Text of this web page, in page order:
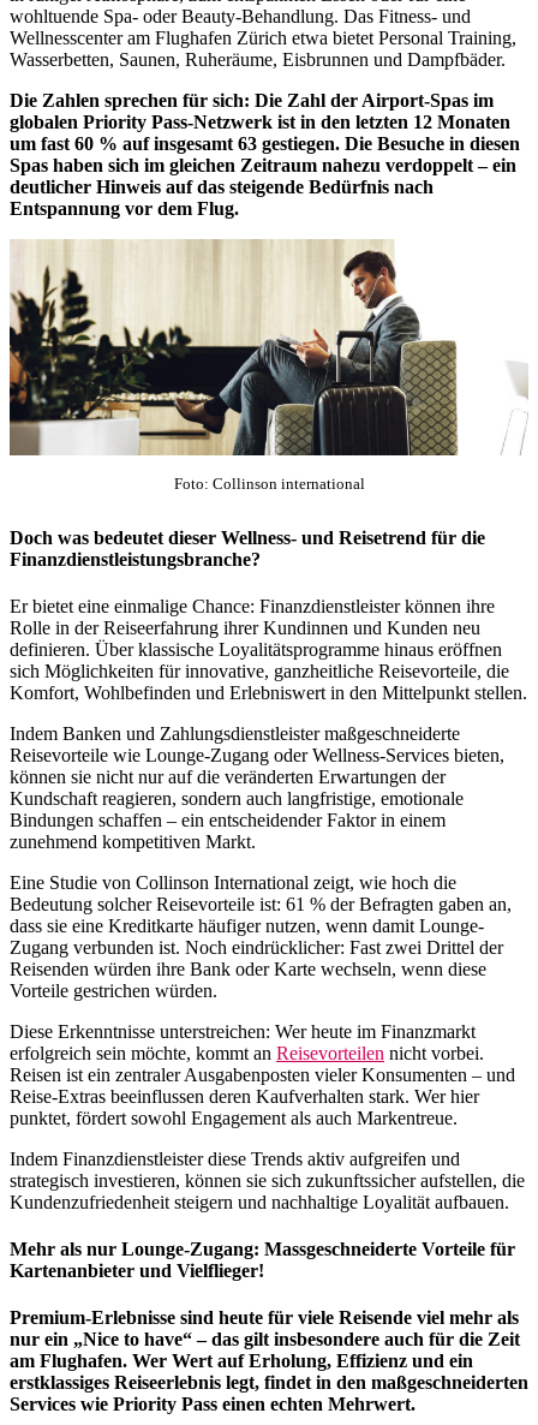
wohltuende Spa- oder Beauty-Behandlung. Das Fitness- und
Wellnesscenter am Flughafen Zürich etwa bietet Personal Training,
Wasserbetten, Saunen, Ruheräume, Eisbrunnen und Dampfbäder.
Die Zahlen sprechen für sich: Die Zahl der Airport-Spas im
globalen Priority Pass-Netzwerk ist in den letzten 12 Monaten
um fast 60 % auf insgesamt 63 gestiegen. Die Besuche in diesen
Spas haben sich im gleichen Zeitraum nahezu verdoppelt – ein
deutlicher Hinweis auf das steigende Bedürfnis nach
Entspannung vor dem Flug.
Foto: Collinson international
Doch was bedeutet dieser Wellness- und Reisetrend für die
Finanzdienstleistungsbranche?
Er bietet eine einmalige Chance: Finanzdienstleister können ihre
Rolle in der Reiseerfahrung ihrer Kundinnen und Kunden neu
definieren. Über klassische Loyalitätsprogramme hinaus eröffnen
sich Möglichkeiten für innovative, ganzheitliche Reisevorteile, die
Komfort, Wohlbefinden und Erlebniswert in den Mittelpunkt stellen.
Indem Banken und Zahlungsdienstleister maßgeschneiderte
Reisevorteile wie Lounge-Zugang oder Wellness-Services bieten,
können sie nicht nur auf die veränderten Erwartungen der
Kundschaft reagieren, sondern auch langfristige, emotionale
Bindungen schaffen – ein entscheidender Faktor in einem
zunehmend kompetitiven Markt.
Eine Studie von Collinson International zeigt, wie hoch die
Bedeutung solcher Reisevorteile ist: 61 % der Befragten gaben an,
dass sie eine Kreditkarte häufiger nutzen, wenn damit Lounge-
Zugang verbunden ist. Noch eindrücklicher: Fast zwei Drittel der
Reisenden würden ihre Bank oder Karte wechseln, wenn diese
Vorteile gestrichen würden.
Diese Erkenntnisse unterstreichen: Wer heute im Finanzmarkt
erfolgreich sein möchte, kommt an Reisevorteilen nicht vorbei.
Reisen ist ein zentraler Ausgabenposten vieler Konsumenten – und
Reise-Extras beeinflussen deren Kaufverhalten stark. Wer hier
punktet, fördert sowohl Engagement als auch Markentreue.
Indem Finanzdienstleister diese Trends aktiv aufgreifen und
strategisch investieren, können sie sich zukunftssicher aufstellen, die
Kundenzufriedenheit steigern und nachhaltige Loyalität aufbauen.
Mehr als nur Lounge-Zugang: Massgeschneiderte Vorteile für
Kartenanbieter und Vielflieger!
Premium-Erlebnisse sind heute für viele Reisende viel mehr als
nur ein „Nice to have“ – das gilt insbesondere auch für die Zeit
am Flughafen. Wer Wert auf Erholung, Effizienz und ein
erstklassiges Reiseerlebnis legt, findet in den maßgeschneiderten
Services wie Priority Pass einen echten Mehrwert.